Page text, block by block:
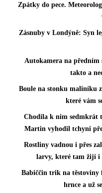
Zpátky do pece.
Zásnuby v Londýně: Syn
Autokamera na předním
takto a
Boule na stonku maliníku
které vám
Chodila k nim sedmkrát
Martin vyhodil tchyni
Rostliny vadnou i přes
larvy, které tam žijí i
Babiččin trik na těstoviny
hrnce a už